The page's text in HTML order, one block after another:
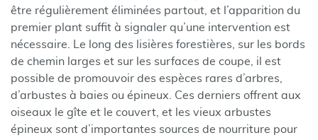
être régulièrement éliminées partout, et l’apparition du
premier plant suffit à signaler qu’une intervention est
nécessaire. Le long des lisières forestières, sur les bords
de chemin larges et sur les surfaces de coupe, il est
possible de promouvoir des espèces rares d’arbres,
d’arbustes à baies ou épineux. Ces derniers offrent aux
oiseaux le gîte et le couvert, et les vieux arbustes
épineux sont d’importantes sources de nourriture pour